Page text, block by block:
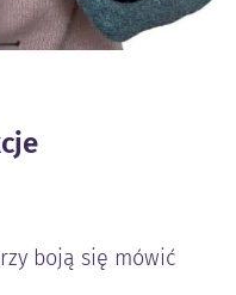
boją się mówić